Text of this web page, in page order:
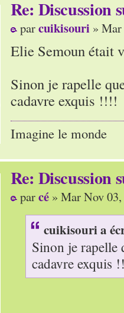
Re: Discussion
parcuikisouri »
Elie Semoun était
Sinon je rapelle
cadavre exquis !!!!
Imagine le monde
Re: Discussion
parcé » Mar Nov
cuikisouri a
Sinon je rapelle
cadavre exquis